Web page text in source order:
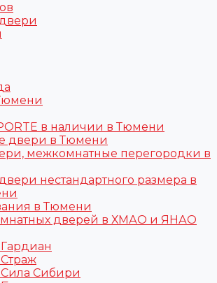
в наличии в Тюмени
двери в Тюмени
межкомнатные перегородки в
нестандартного размера в
в Тюмени
дверей в ХМАО и ЯНАО
Сибири